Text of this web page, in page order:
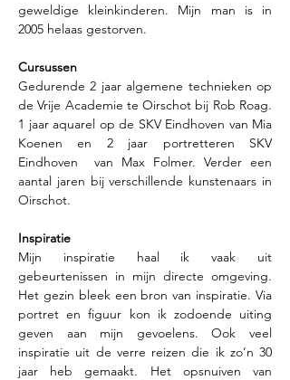
geweldige kleinkinderen. Mijn man is in
2005 helaas gestorven.
Cursussen
Gedurende 2 jaar algemene technieken op
de Vrije Academie te Oirschot bij Rob Roag.
1 jaar aquarel op de SKV Eindhoven van Mia
Koenen en 2 jaar portretteren SKV
Eindhoven  van Max Folmer. Verder een
aantal jaren bij verschillende kunstenaars in
Oirschot.
Inspiratie
Mijn inspiratie haal ik vaak uit
gebeurtenissen in mijn directe omgeving.
Het gezin bleek een bron van inspiratie. Via
portret en figuur kon ik zodoende uiting
geven aan mijn gevoelens. Ook veel
inspiratie uit de verre reizen die ik zo’n 30
jaar heb gemaakt. Het opsnuiven van